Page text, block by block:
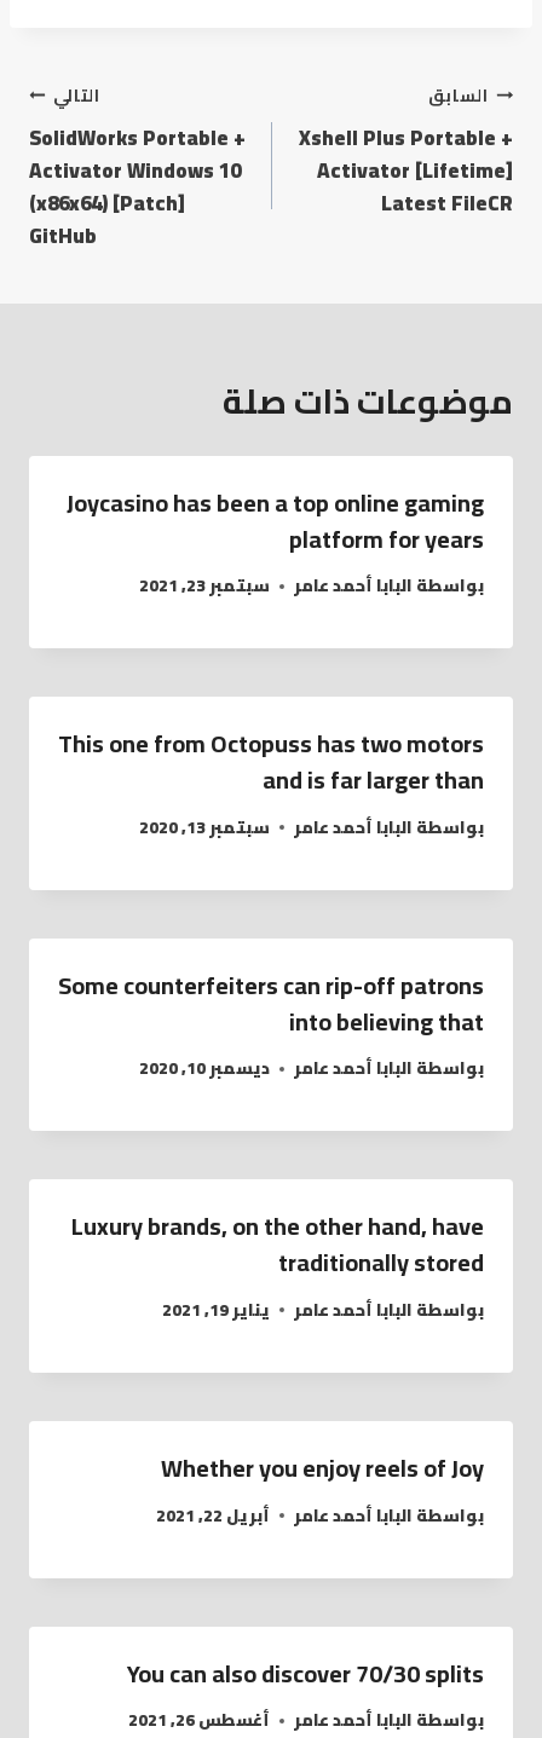
السابق
Xshell Plus Portable +
Activator [Lifetime]
Latest FileCR
التالي
SolidWorks Portable +
Activator Windows 10
(x86x64) [Patch]
GitHub
موضوعات ذات صلة
Joycasino has been a top online gaming
platform for years
بواسطةالبابا أحمد عامر سبتمبر 23, 2021
This one from Octopuss has two motors
and is far larger than
بواسطةالبابا أحمد عامر سبتمبر 13, 2020
Some counterfeiters can rip-off patrons
into believing that
بواسطةالبابا أحمد عامر ديسمبر 10, 2020
Luxury brands, on the other hand, have
traditionally stored
بواسطةالبابا أحمد عامر يناير 19, 2021
Whether you enjoy reels of Joy
بواسطةالبابا أحمد عامر أبريل 22, 2021
You can also discover 70/30 splits
بواسطةالبابا أحمد عامر أغسطس 26, 2021